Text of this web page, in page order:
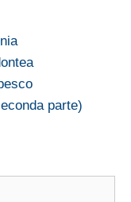
parte)